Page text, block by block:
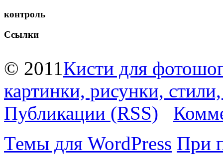
контроль
Ссылки
© 2011Кисти для
картинки, рисунки,
Публикации (RSS)
Темы для WordPress При